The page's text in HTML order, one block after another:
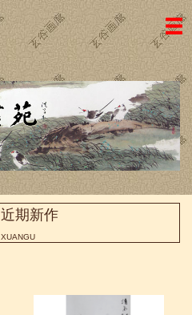
网站主页
画廊简介
名家国画
近期新作
名家书法
访客留言
近期新作
XUANGU